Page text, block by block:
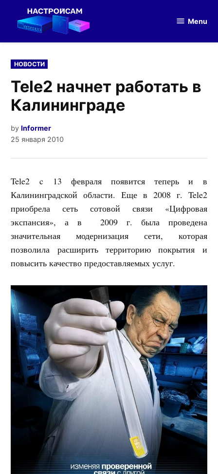
оборудования
Menu
POSTED
IN
НОВОСТИ
Tele2 начнет работать в
Калининграде
by Informer
25 января 2010
Tele2 c 13 февраля появится теперь и в
Калининградской области. Еще в 2008 г. Tele2
приобрела сеть сотовой связи «Цифровая
экспансия», а в 2009 г. была проведена
значительная модернизация сети, которая
позволила расширить территорию покрытия и
повысить качество предоставляемых услуг.